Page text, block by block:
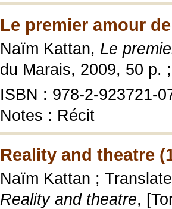
Le premier amour
Naïm Kattan, Le
du Marais, 2009, 50 p.
ISBN : 978-2-923721-
Notes : Récit
Reality and theatre
Naïm Kattan ;
Reality and theatre,